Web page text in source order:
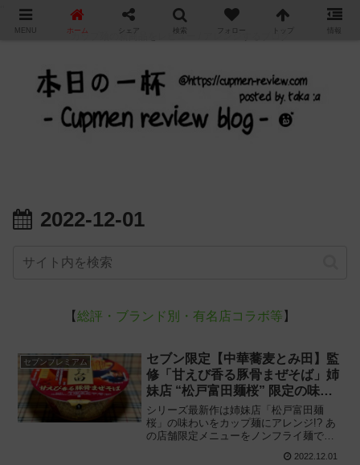
カップ麺の新商品をレビュー / アレンジするブログ
2022-12-01
【総評・ブランド別・有名店コラボ等 】
セブンプレミアム
セブン限定【中華蕎麦とみ田】監
修「甘えび香る豚骨まぜそば」姉
妹店 “松戸富田麺桜” 限定の味を
カップ麺で再現!!
シリーズ最新作は姉妹店「松戸富田麺
桜」の味わいをカップ麺にアレンジ!? あ
の店舗限定メニューをノンフライ麺で商
田監修 甘えび香る豚骨まぜそば」を食べ
2022.12.01
MENU ホーム シェア 検索 フォロー トップ 情報